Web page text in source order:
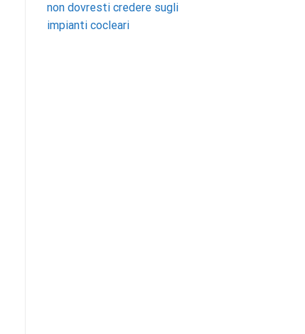
non dovresti credere sugli
impianti cocleari